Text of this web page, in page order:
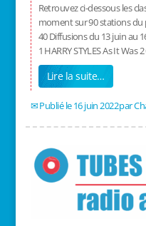
Retrouvez ci-dessous les
moment sur 90 stations du
40 Diffusions du 13 juin au
1 HARRY STYLES As It Was
Lire la suite…
16 juin 2022/